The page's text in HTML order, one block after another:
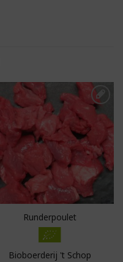
Toevoegen aan
boodschappenlijst
Runderpoulet
Bioboerderij 't Schop